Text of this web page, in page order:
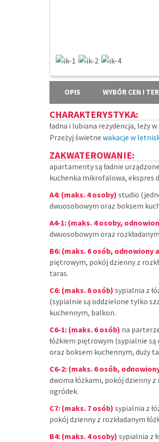
OPIS WYBÓR CEN I
CHARAKTERYSTYKA:
ładna i lubiana rezydencja, leży
Przeżyj świetne wakacje w
ZAKWATEROWANIE:
apartamenty są ładnie
kuchenka mikrofalowa, ekspres
A4: (maks. 4 osoby) studio
dwuosobowym oraz boksem
A4-1: (maks. 4 osoby,
dwuosobowym oraz
B6: (maks. 6 osób, odnowiony
piętrowym, pokój dzienny z
taras.
C6: (maks. 6 osób) sypialnia z
(sypialnie są oddzielone tylko
kuchennym, balkon.
C6-1: (maks. 6 osób) na
łóżkiem piętrowym (sypialnie
oraz boksem kuchennym, duży
C6-2: (maks. 6 osób,
dwoma łóżkami, pokój dzienny
ogródek.
C7: (maks. 7 osób) sypialnia z
pokój dzienny z rozkładanym
B4: (maks. 4 osoby) sypialnia z